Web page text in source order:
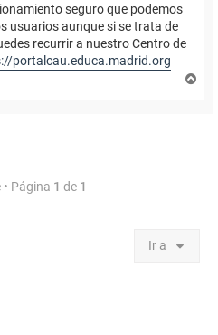
seguro que podemos
usuarios aunque si se trata de
recurrir a nuestro Centro de
portalcau.educa.madrid.org
Página 1 de 1
Ir a